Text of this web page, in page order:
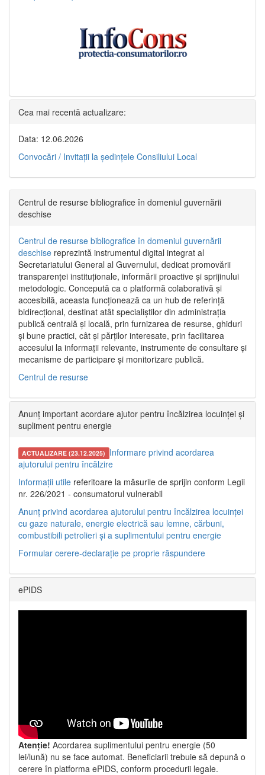
Cea mai recentă actualizare:
Data: 12.06.2026
Convocări / Invitaţii la şedinţele Consiliului Local
Centrul de resurse bibliografice în domeniul guvernării
deschise
Centrul de resurse bibliografice în domeniul guvernării
deschise reprezintă instrumentul digital integrat al
Secretariatului General al Guvernului, dedicat promovării
transparenței instituționale, informării proactive și sprijinului
metodologic. Concepută ca o platformă colaborativă și
accesibilă, aceasta funcționează ca un hub de referință
bidirecțional, destinat atât specialiștilor din administrația
publică centrală și locală, prin furnizarea de resurse, ghiduri
și bune practici, cât și părților interesate, prin facilitarea
accesului la informații relevante, instrumente de consultare și
mecanisme de participare și monitorizare publică.
Centrul de resurse
Anunț important acordare ajutor pentru încălzirea locuinței și
supliment pentru energie
ACTUALIZARE (23.12.2025) Informare privind acordarea
ajutorului pentru încălzire
Informații utile referitoare la măsurile de sprijin conform Legii
nr. 226/2021 - consumatorul vulnerabil
Anunț privind acordarea ajutorului pentru încălzirea locuinței
cu gaze naturale, energie electrică sau lemne, cărbuni,
combustibili petrolieri și a suplimentului pentru energie
Formular cerere-declarație pe proprie răspundere
ePIDS
Atenție! Acordarea suplimentului pentru energie (50
lei/lună) nu se face automat. Beneficiarii trebuie să depună o
cerere în platforma ePIDS, conform procedurii legale.